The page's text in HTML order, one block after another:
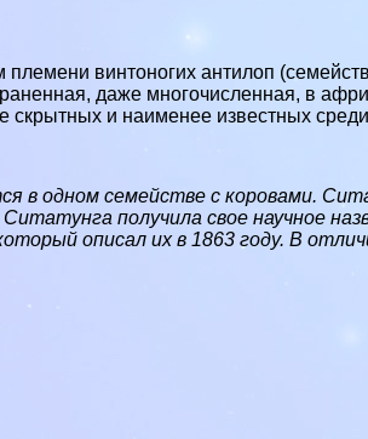
племени винтоногихантилоп
даже многочисленная, в
скрытных и наименее известных
в одном семействе с коровами.
Ситатунга получила свое научное
описал их в 1863 году. В